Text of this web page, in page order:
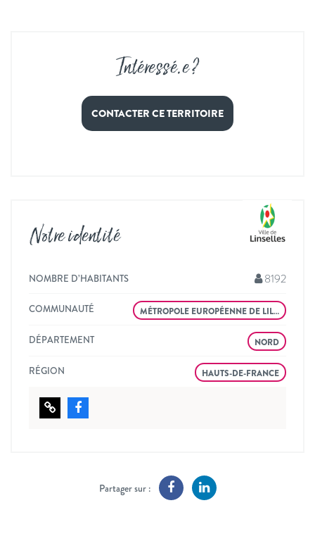
Intéressé.e ?
CONTACTER CE TERRITOIRE
Notre identité
NOMBRE D’HABITANTS 8192
COMMUNAUTÉ MÉTROPOLE EUROPÉENNE DE LIL…
DÉPARTEMENT NORD
RÉGION HAUTS-DE-FRANCE
Partager sur :